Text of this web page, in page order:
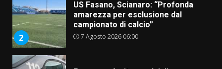
2
US Fasano, Scianaro: “Profonda
amarezza per esclusione dal
campionato di calcio”
7 Agosto 2026 06:00